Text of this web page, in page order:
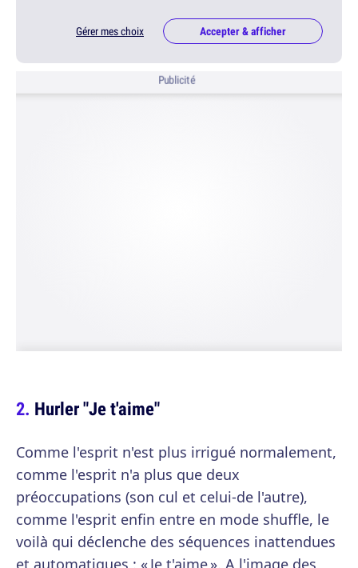
Gérer mes choix Accepter & afficher
Publicité
Hurler "Je t'aime"
Comme l'esprit n'est plus irrigué normalement,
comme l'esprit n'a plus que deux
préoccupations (son cul et celui-de l'autre),
comme l'esprit enfin entre en mode shuffle, le
voilà qui déclenche des séquences inattendues
et automatiques : « Je t'aime ». A l'image des